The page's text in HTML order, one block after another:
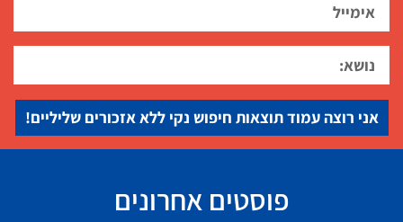
אני רוצה עמוד תוצאות חיפוש נקי ללא אזכורים שליליים!
פוסטים אחרונים